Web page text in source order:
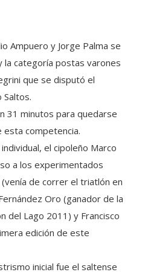
Ampuero y Jorge Palma se
la categoría postas varones
que se disputó el
Saltos.
31 minutos para quedarse
esta competencia.
el cipoleño Marco
a los experimentados
de correr el triatlón en
Oro (ganador de la
del Lago 2011) y Francisco
edición de este
inicial fue el saltense